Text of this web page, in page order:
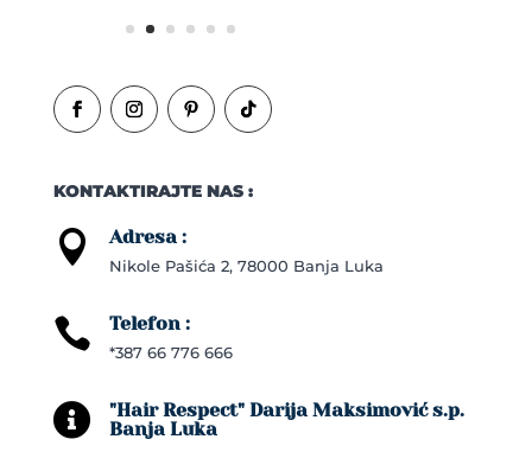
KONTAKTIRAJTE NAS :
 Adresa :
Nikole Pašića 2, 78000 Banja Luka
 Telefon :
*387 66 776 666

"Hair Respect" Darija Maksimović s.p.
Banja Luka